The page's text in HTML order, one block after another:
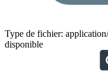
Type de fichier:
disponible